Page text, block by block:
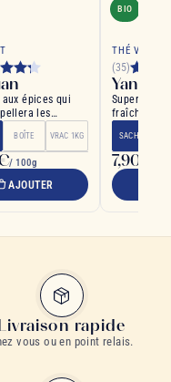
épices qui
les
noël
BOÎTE VRAC 1KG
/ 100g
AJOUTER
BIO
THÉ VERT
(35)
Yangtze
Superbe
fraîche et
SACHET
7,90 €
rapide
vous ou en point relais.